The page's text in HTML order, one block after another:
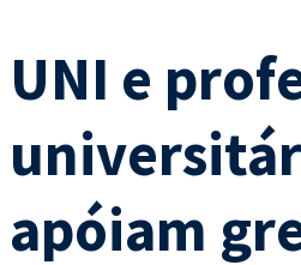
UNI e
apóiam